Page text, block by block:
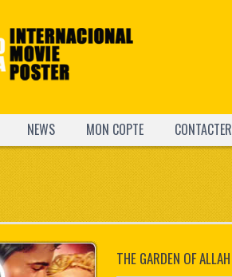
NEWS MON COPTE CONTACTER
THE GARDEN OF ALLAH